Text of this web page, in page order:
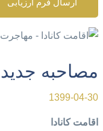
ارسال فرم ارزیابی
مصاحبه
1399-04-30
اقامت کانادا